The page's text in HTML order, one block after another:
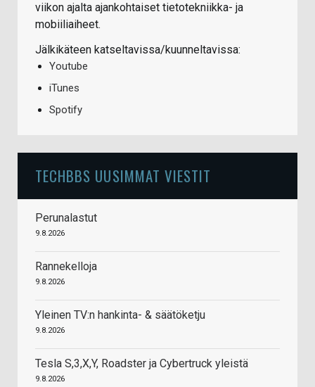
viikon ajalta ajankohtaiset tietotekniikka- ja
mobiiliaiheet.
Jälkikäteen katseltavissa/kuunneltavissa:
Youtube
iTunes
Spotify
TECHBBS UUSIMMAT VIESTIT
Perunalastut
9.8.2026
Rannekelloja
9.8.2026
Yleinen TV:n hankinta- & säätöketju
9.8.2026
Tesla S,3,X,Y, Roadster ja Cybertruck yleistä
9.8.2026